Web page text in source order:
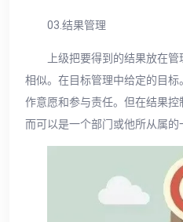
03.结果管理
上级把要得到的结果放在
相似。在目标管理中给定的目
作意愿和参与责任。但在结果控
而可以是一个部门或他所从属的